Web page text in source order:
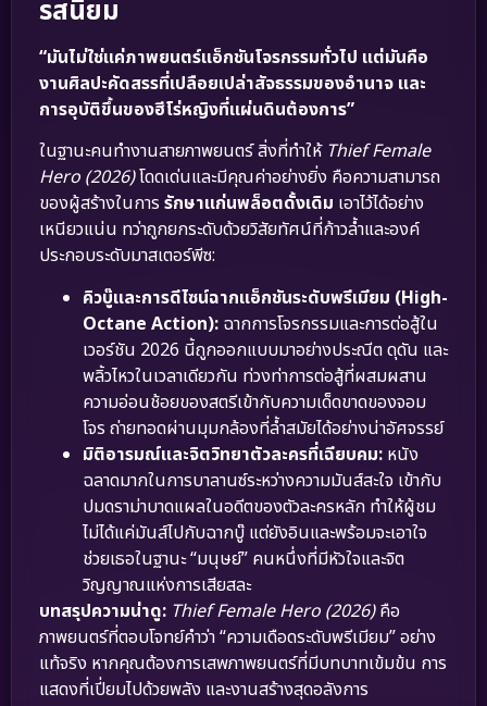
รสนิยม
“มันไม่ใช่แค่ภาพยนตร์แอ็กชันโจรกรรมทั่วไป แต่มันคือ
งานศิลปะคัดสรรที่เปลือยเปล่าสัจธรรมของอำนาจ และ
การอุบัติขึ้นของฮีโร่หญิงที่แผ่นดินต้องการ”
ในฐานะคนทำงานสายภาพยนตร์ สิ่งที่ทำให้ Thief Female
Hero (2026)โดดเด่นและมีคุณค่าอย่างยิ่ง คือความสามารถ
ของผู้สร้างในการ รักษาแก่นพล็อตดั้งเดิม เอาไว้ได้อย่าง
เหนียวแน่น ทว่าถูกยกระดับด้วยวิสัยทัศน์ที่ก้าวล้ำและองค์
ประกอบระดับมาสเตอร์พีซ:
คิวบู๊และการดีไซน์ฉากแอ็กชันระดับพรีเมียม (High-
Octane Action): ฉากการโจรกรรมและการต่อสู้ใน
เวอร์ชัน 2026 นี้ถูกออกแบบมาอย่างประณีต ดุดัน และ
พลิ้วไหวในเวลาเดียวกัน ท่วงท่าการต่อสู้ที่ผสมผสาน
ความอ่อนช้อยของสตรีเข้ากับความเด็ดขาดของจอม
โจร ถ่ายทอดผ่านมุมกล้องที่ล้ำสมัยได้อย่างน่าอัศจรรย์
มิติอารมณ์และจิตวิทยาตัวละครที่เฉียบคม: หนัง
ฉลาดมากในการบาลานซ์ระหว่างความมันส์สะใจ เข้ากับ
ปมดราม่าบาดแผลในอดีตของตัวละครหลัก ทำให้ผู้ชม
ไม่ได้แค่มันส์ไปกับฉากบู๊ แต่ยังอินและพร้อมจะเอาใจ
ช่วยเธอในฐานะ “มนุษย์” คนหนึ่งที่มีหัวใจและจิต
วิญญาณแห่งการเสียสละ
บทสรุปความน่าดู: Thief Female Hero (2026)คือ
ภาพยนตร์ที่ตอบโจทย์คำว่า “ความเดือดระดับพรีเมียม” อย่าง
แท้จริง หากคุณต้องการเสพภาพยนตร์ที่มีบทบาทเข้มข้น การ
แสดงที่เปี่ยมไปด้วยพลัง และงานสร้างสุดอลังการ